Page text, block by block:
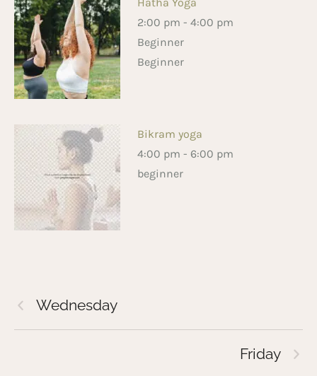
2:00 pm - 4:00 pm
Beginner
Beginner
Bikram yoga
4:00 pm - 6:00 pm
beginner
Wednesday
Friday